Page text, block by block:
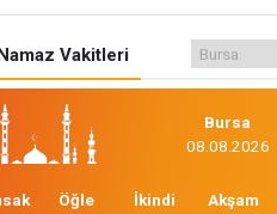
Vakitleri
Bursa
08.08.2026
Öğle
İkindi
Akşam